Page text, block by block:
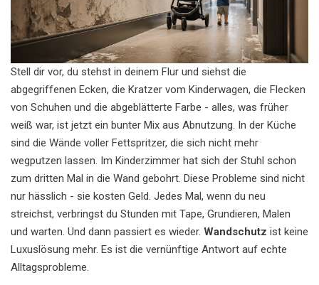
Stell dir vor, du stehst in deinem Flur und siehst die
abgegriffenen Ecken, die Kratzer vom Kinderwagen, die Flecken
von Schuhen und die abgeblätterte Farbe - alles, was früher
weiß war, ist jetzt ein bunter Mix aus Abnutzung. In der Küche
sind die Wände voller Fettspritzer, die sich nicht mehr
wegputzen lassen. Im Kinderzimmer hat sich der Stuhl schon
zum dritten Mal in die Wand gebohrt. Diese Probleme sind nicht
nur hässlich - sie kosten Geld. Jedes Mal, wenn du neu
streichst, verbringst du Stunden mit Tape, Grundieren, Malen
und warten. Und dann passiert es wieder. Wandschutz ist keine
Luxuslösung mehr. Es ist die vernünftige Antwort auf echte
Alltagsprobleme.